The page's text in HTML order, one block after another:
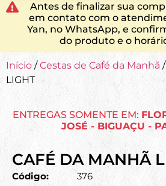
Antes de finalizar sua
em contato com o
Yan, no WhatsApp, e
do produto e o
Início /Cestas de Café da Manhã
LIGHT
ENTREGAS SOMENTE EM:
JOSÉ - BIGUAÇU -
CAFÉ DA MANHÃ
Código:
376